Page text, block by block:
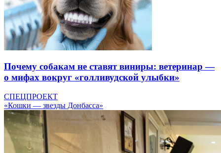
Почему собакам не ставят виниры: ветеринар —
о мифах вокруг «голливудской улыбки»
СПЕЦПРОЕКТ
«Кошки — звезды Донбасса»